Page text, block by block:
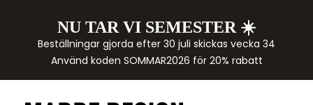
NU TAR VI SEMESTER ☀️
Beställningar gjorda efter 30 juli skickas vecka 34
Använd koden SOMMAR2026 för 20% rabatt